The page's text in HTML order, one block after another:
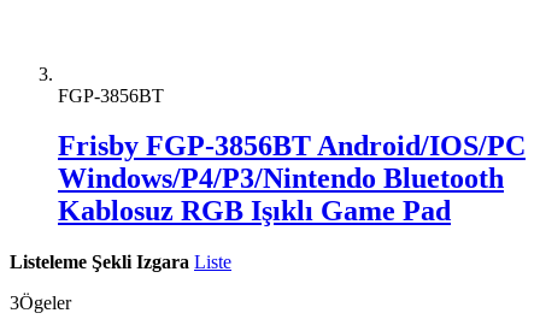
FGP-3856BT
Frisby FGP-3856BT Android/IOS/PC
Windows/P4/P3/Nintendo Bluetooth
Kablosuz RGB Işıklı Game Pad
Listeleme Şekli Izgara Liste
3Ögeler